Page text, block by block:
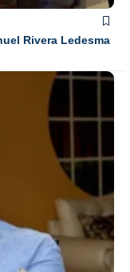
Rivera Ledesma